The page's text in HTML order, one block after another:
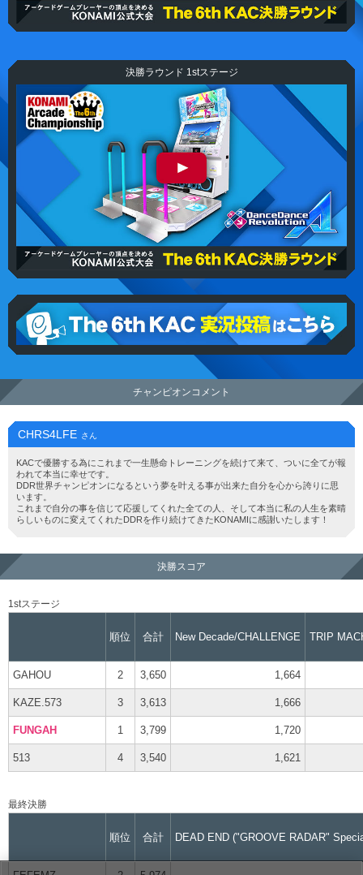
The 6th KAC DanceDanceRevolution 決勝ラウンド 最終
決勝ラウンド 1stステージ
The 6th KAC DanceDanceRevolution 決勝ラウンド 1stス
テージ
eAMUSEMENTアプリ The 6th KAC
DanceDanceRevolution 実況投稿はこちら
チャンピオンコメント
CHRS4LFE さん
KACで優勝する為にこれまで一生懸命トレーニングを続けて来て、ついに全てが報
われて本当に幸せです。
DDR世界チャンピオンになるという夢を叶える事が出来た自分を心から誇りに思
います。
これまで自分の事を信じて応援してくれた全ての人、そして本当に私の人生を素晴
らしいものに変えてくれたDDRを作り続けてきたKONAMIに感謝いたします！
決勝スコア
1stステージ
順位 合計 New Decade/CHALLENGE TRIP
2 3,650 1,664
3 3,613 1,666
1 3,799 1,720
4 3,540 1,621
GAHOU
KAZE.573
FUNGAH
513
最終決勝
順位 合計 DEAD END ("GROOVE RADAR"